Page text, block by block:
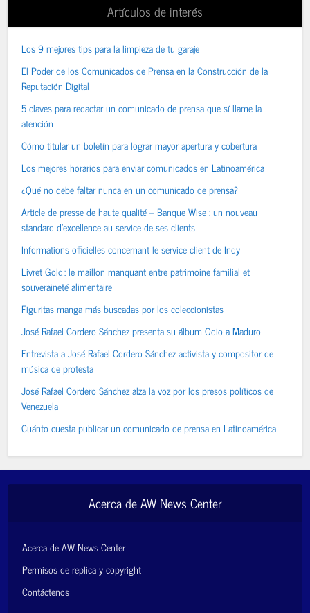
Artículos de interés
Los 9 mejores tips para la limpieza de tu garaje
El Poder de los Comunicados de Prensa en la Construcción de la
Reputación Digital
5 claves para redactar un comunicado de prensa que sí llame la
atención
Cómo titular un boletín para lograr mayor apertura y cobertura
Los mejores horarios para enviar comunicados en Latinoamérica
¿Qué no debe faltar nunca en un comunicado de prensa?
Article de presse de haute qualité – Banque Wise : un nouveau
standard d’excellence au service de ses clients
Informations officielles concernant le service client de Indy
Livret Gold : le maillon manquant entre patrimoine familial et
souveraineté alimentaire
Figuritas manga más buscadas por los coleccionistas
José Rafael Cordero Sánchez presenta su álbum Odio a Maduro
Entrevista a José Rafael Cordero Sánchez activista y compositor de
música de protesta
José Rafael Cordero Sánchez alza la voz por los presos políticos de
Venezuela
Cuánto cuesta publicar un comunicado de prensa en Latinoamérica
Acerca de AW News Center
Acerca de AW News Center
Permisos de replica y copyright
Contáctenos